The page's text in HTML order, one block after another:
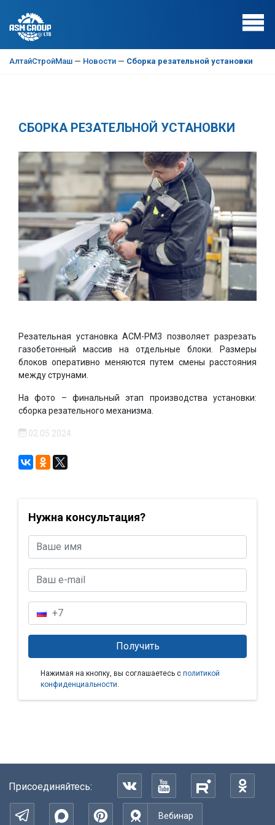
АлтайСтройМаш — Новости — Сборка резательной установки
СБОРКА РЕЗАТЕЛЬНОЙ УСТАНОВКИ
Резательная установка АСМ-РМ3 позволяет разрезать
газобетонный массив на отдельные блоки. Размеры
блоков оперативно меняются путем смены расстояния
между струнами.
На фото – финальный этап производства установки:
сборка резательного механизма.
02.05.2024
Нужна консультация?
Нажимая на кнопку, вы соглашаетесь с политикой
конфиденциальности
Присоединяйтесь:
Вебинар